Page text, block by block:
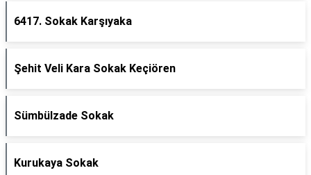
6417. Sokak Karşıyaka
Şehit Veli Kara Sokak Keçiören
Sümbülzade Sokak
Kurukaya Sokak